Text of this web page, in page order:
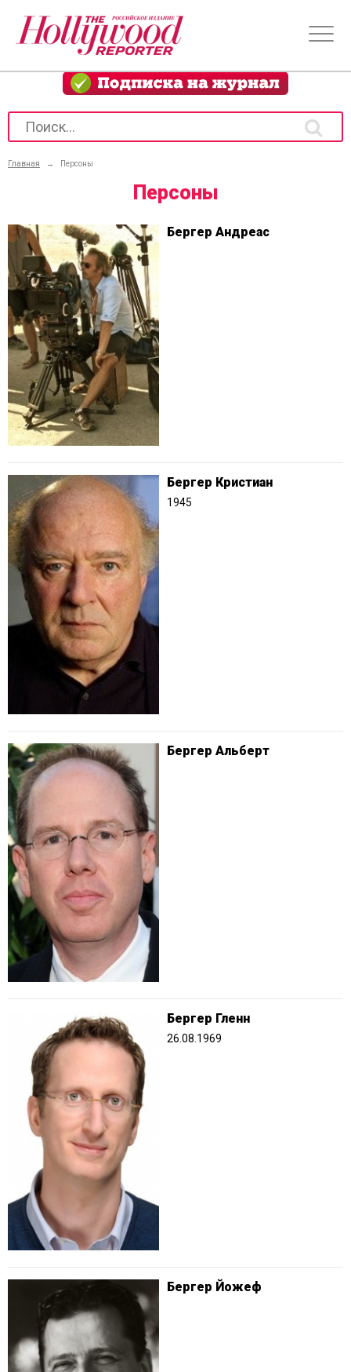
Главная → Персоны
Персоны
Бергер Андреас
Бергер Кристиан
1945
Бергер Альберт
Бергер Гленн
26.08.1969
Бергер Йожеф